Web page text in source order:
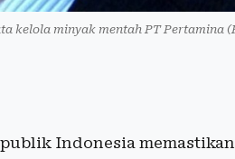
kelola minyak mentah PT Pertamina
Indonesia